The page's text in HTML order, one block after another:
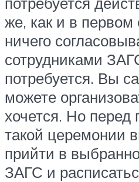
же, как и в первом
ничего
сотрудниками
потребуется. Вы
можете
хочется. Но перед
такой церемонии
прийти в
ЗАГС и